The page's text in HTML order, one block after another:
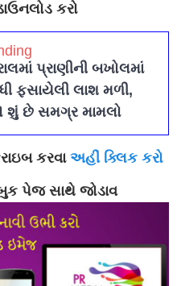
કરો
પ્રાણીની બખોલમાં
ફસાયેલી લાશ મળી,
શું છે સમગ્ર મામલો
કરવા અહીં ક્લિક કરો
પેજ સાથે જોડાવ